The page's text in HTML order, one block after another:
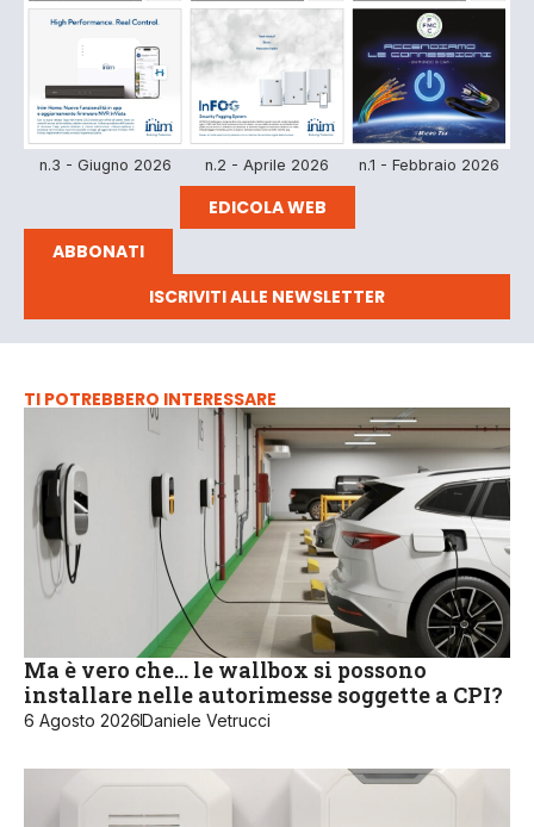
n.3 - Giugno 2026 n.2 - Aprile 2026 n.1 - Febbraio 2026
EDICOLA WEB
ABBONATI
ISCRIVITI ALLE NEWSLETTER
TI POTREBBERO INTERESSARE
Ma è vero che… le wallbox si possono
installare nelle autorimesse soggette a CPI?
6 Agosto 2026Daniele Vetrucci